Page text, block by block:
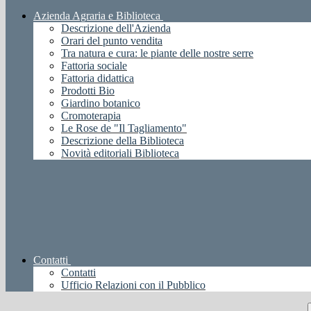
Azienda Agraria e Biblioteca
Descrizione dell'Azienda
Orari del punto vendita
Tra natura e cura: le piante delle nostre serre
Fattoria sociale
Fattoria didattica
Prodotti Bio
Giardino botanico
Cromoterapia
Le Rose de "Il Tagliamento"
Descrizione della Biblioteca
Novità editoriali Biblioteca
Contatti
Contatti
Ufficio Relazioni con il Pubblico